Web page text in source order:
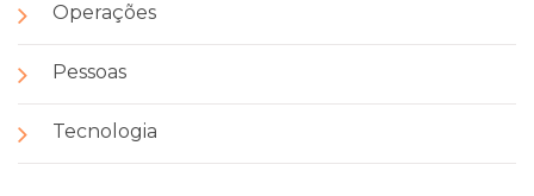
Operações
Pessoas
Tecnologia